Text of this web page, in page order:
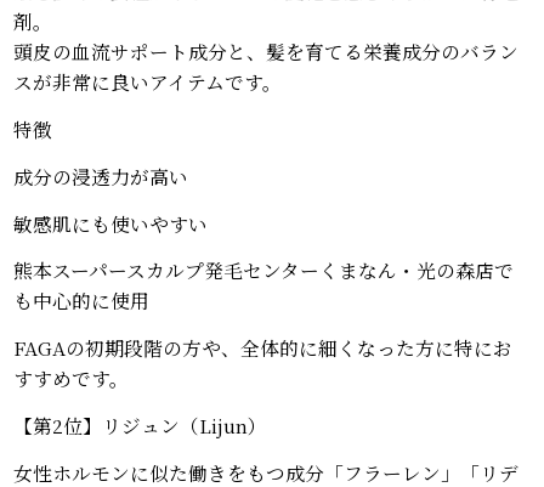
剤。
頭皮の血流サポート成分と、髪を育てる栄養成分のバラン
スが非常に良いアイテムです。
特徴
成分の浸透力が高い
敏感肌にも使いやすい
熊本スーパースカルプ発毛センターくまなん・光の森店で
も中心的に使用
FAGAの初期段階の方や、全体的に細くなった方に特にお
すすめです。
【第2位】リジュン（Lijun）
女性ホルモンに似た働きをもつ成分「フラーレン」「リデ